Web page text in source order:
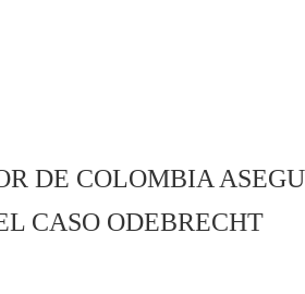
DE COLOMBIA
CASO ODEBRECHT